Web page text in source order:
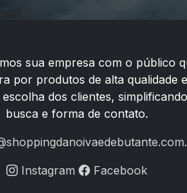
sua empresa com o público
por produtos de alta qualidade e
dos clientes,
busca e forma de contato.
Instagram
Facebook